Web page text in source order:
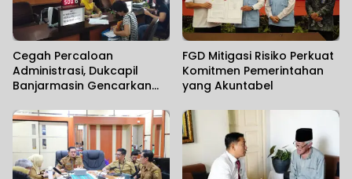
Cegah Percaloan
Administrasi, Dukcapil
Banjarmasin Gencarkan
Berurusan kepada
Masyarakat
FGD Mitigasi Risiko Perkuat
Komitmen Pemerintahan
yang Akuntabel